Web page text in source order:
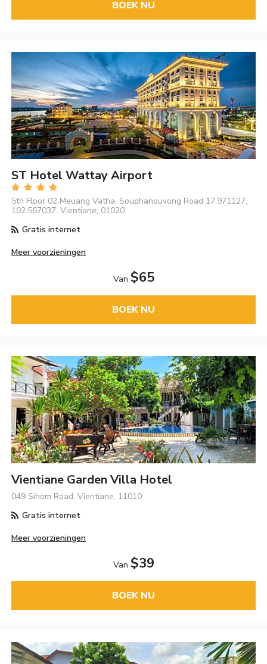
BOEK NU
ST Hotel Wattay Airport
5th Floor 02 Meuang Vatha, Souphanouvong Road 17.971127,
102.567037, Vientiane, 01020
Gratis internet
Meer voorzieningen
Van $65
BOEK NU
Vientiane Garden Villa Hotel
049 Sihom Road, Vientiane, 11010
Gratis internet
Meer voorzieningen
Van $39
BOEK NU